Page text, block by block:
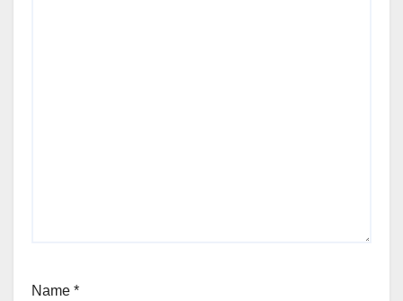
Name *